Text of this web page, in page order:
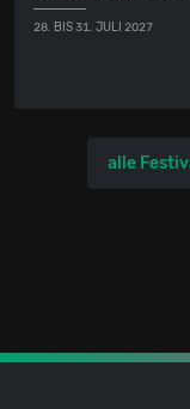
28. BIS 31. JULI 2027
alle